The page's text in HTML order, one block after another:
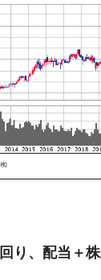
り、配当＋